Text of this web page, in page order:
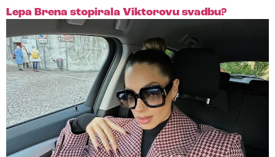
Lepa Brena stopirala Viktorovu svadbu?